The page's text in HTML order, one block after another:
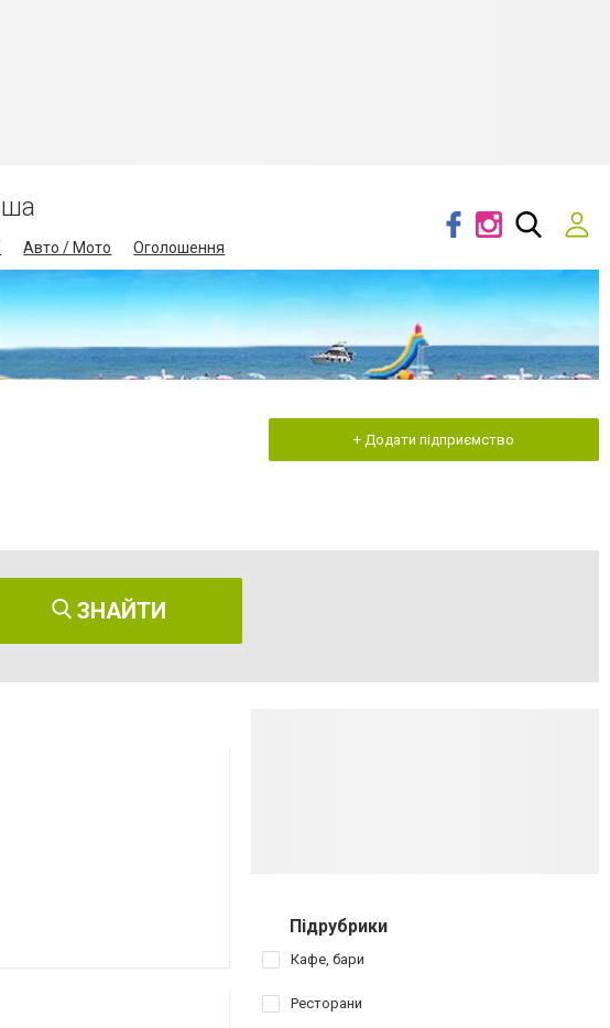
Авто / Мото Оголошення
+ Додати підприємство
ЗНАЙТИ
Підрубрики
Кафе, бари
Ресторани